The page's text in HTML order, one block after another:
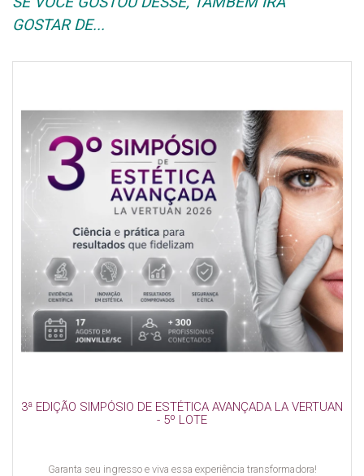
GOSTAR DE...
3ª EDIÇÃO SIMPÓSIO DE ESTÉTICA AVANÇADA LA VERTUAN
- 5º LOTE
Garanta seu ingresso e viva essa experiência transformadora!